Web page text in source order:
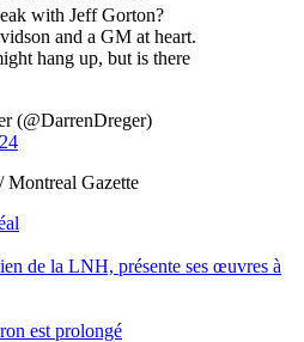
with Jeff Gorton?
and a GM at heart.
hang up, but is there
(@DarrenDreger)
Gazette
:
de la LNH, présente ses œuvres à
est prolongé